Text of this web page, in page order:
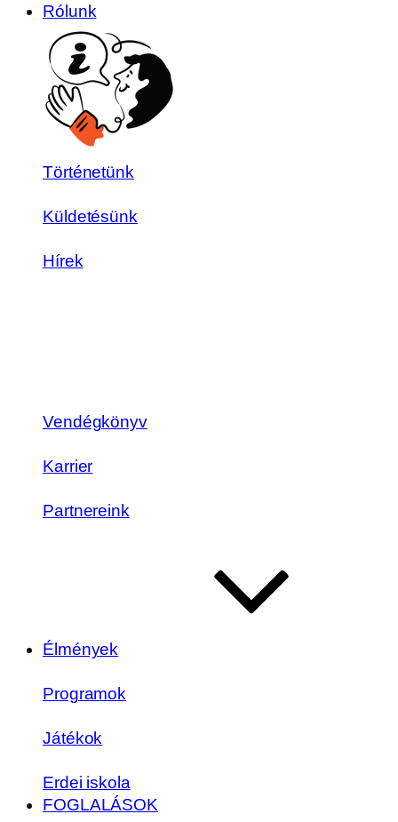
Rólunk
Történetünk
Küldetésünk
Hírek
Vendégkönyv
Karrier
Partnereink
Élmények
Programok
Játékok
Erdei iskola
FOGLALÁSOK